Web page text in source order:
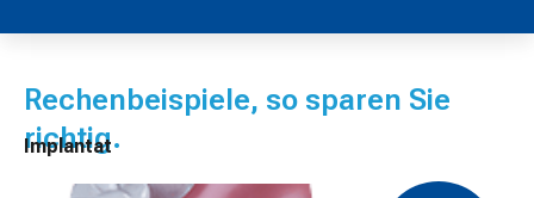
Rechenbeispiele, so sparen Sie
richtig.
Implantat